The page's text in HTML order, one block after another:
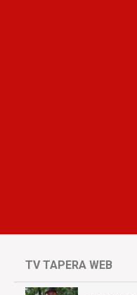
TV TAPERA WEB